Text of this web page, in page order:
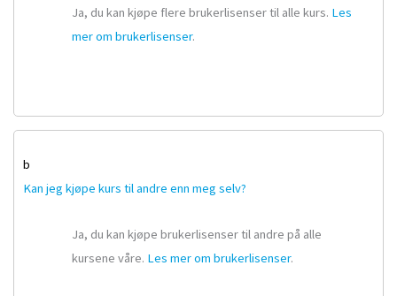
Ja, du kan kjøpe flere brukerlisenser til alle kurs. Les
mer om brukerlisenser.
b
Kan jeg kjøpe kurs til andre enn meg selv?
Ja, du kan kjøpe brukerlisenser til andre på alle
kursene våre. Les mer om brukerlisenser.